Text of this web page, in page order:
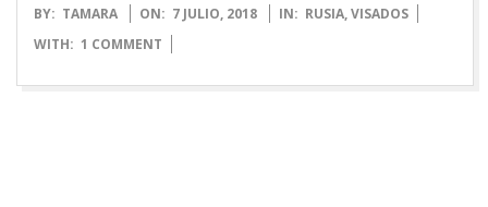
2018-
07-
BY: TAMARA ON: 7 JULIO, 2018 IN: RUSIA,VISADOS
WITH: 1 COMMENT